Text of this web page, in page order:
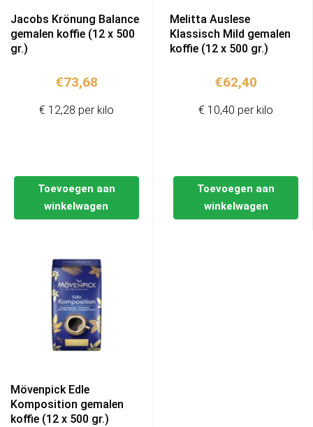
Jacobs Krönung Balance
gemalen koffie (12 x 500
gr.)
€73,68
Toevoegen aan
winkelwagen
€ 12,28 per kilo
Melitta Auslese
Klassisch Mild gemalen
koffie (12 x 500 gr.)
€62,40
Toevoegen aan
winkelwagen
€ 10,40 per kilo
Mövenpick Edle
Komposition gemalen
koffie (12 x 500 gr.)